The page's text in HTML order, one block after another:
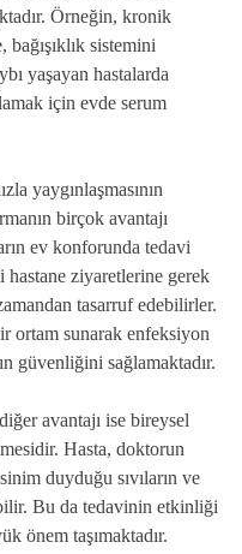
Örneğin, kronik
sistemini
yaşayan hastalarda
için evde serum
yaygınlaşmasının
birçok avantajı
ev konforunda tedavi
hastane ziyaretlerine gerek
tasarruf edebilirler.
ortam sunarak enfeksiyon
güvenliğini sağlamaktadır.
avantajı ise bireysel
Hasta, doktorun
duyduğu sıvıların ve
Bu da tedavinin etkinliği
önem taşımaktadır.